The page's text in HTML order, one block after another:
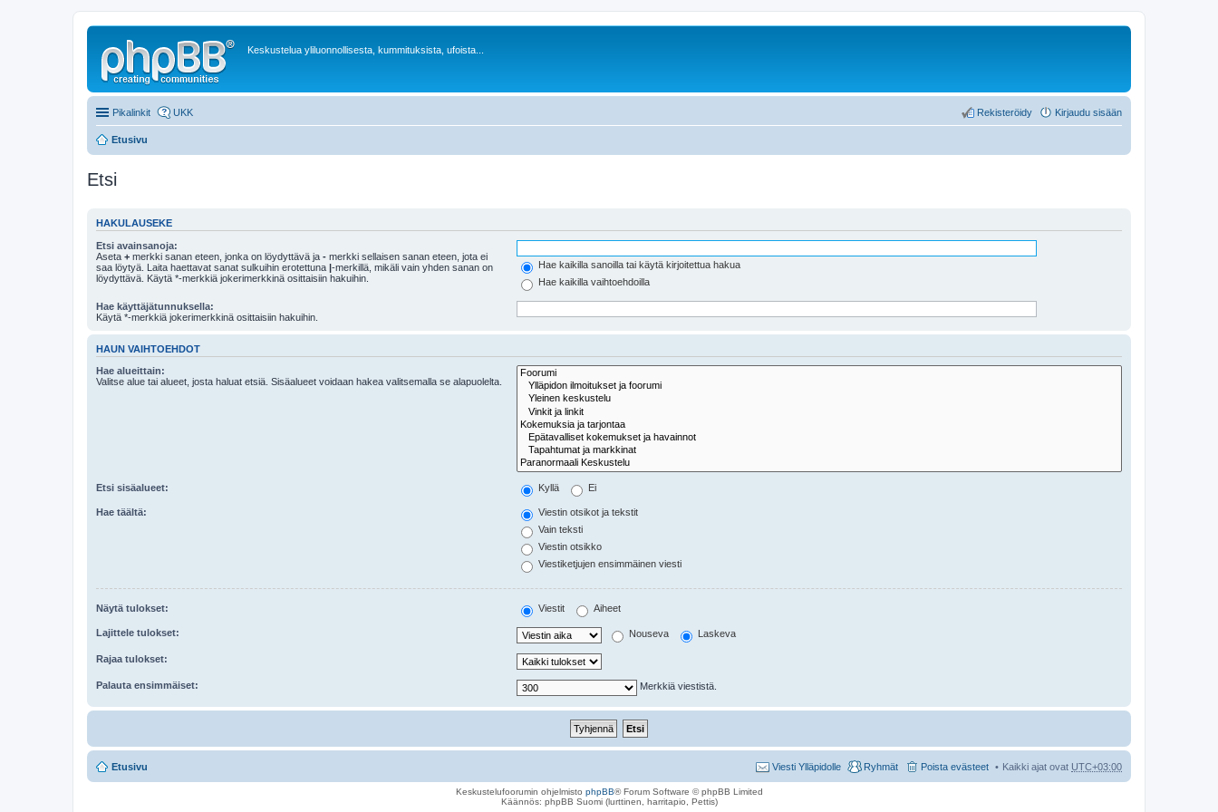
Keskustelua yliluonnollisesta, kummituksista, ufoista...
Pikalinkit UKK Kirjaudu sisään
Rekisteröidy
Etusivu
Etsi
HAKULAUSEKE
Etsi avainsanoja:
Aseta + merkki sanan eteen, jonka on löydyttävä ja - merkki sellaisen sanan eteen, jota ei
saa löytyä. Laita haettavat sanat sulkuihin erotettuna |-merkillä, mikäli vain yhden sanan on
löydyttävä. Käytä *-merkkiä jokerimerkkinä osittaisiin hakuihin.
Hae kaikilla sanoilla tai käytä kirjoitettua hakua
Hae kaikilla vaihtoehdoilla
Hae käyttäjätunnuksella:
Käytä *-merkkiä jokerimerkkinä osittaisiin hakuihin.
HAUN VAIHTOEHDOT
Hae alueittain:
Valitse alue tai alueet, josta haluat etsiä. Sisäalueet voidaan hakea valitsemalla se alapuolelta.
Etsi sisäalueet: Kyllä Ei
Hae täältä:
Viestin otsikot ja tekstit
Vain teksti
Viestin otsikko
Viestiketjujen ensimmäinen viesti
Näytä tulokset: Viestit Aiheet
Lajittele tulokset: Nouseva Laskeva
Rajaa tulokset:
Palauta ensimmäiset: Merkkiä viestistä.
Etusivu Kaikki ajat ovat UTC+03:00
Poista evästeet
Ryhmät
Viesti Ylläpidolle
Keskustelufoorumin ohjelmisto phpBB® Forum Software © phpBB Limited
Käännös: phpBB Suomi (lurttinen, harritapio, Pettis)